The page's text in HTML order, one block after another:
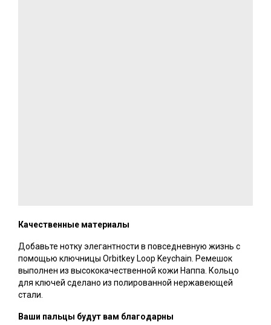
Качественные материалы
Добавьте нотку элегантности в повседневную жизнь с
помощью ключницы Orbitkey Loop Keychain. Ремешок
выполнен из высококачественной кожи Наппа. Кольцо
для ключей сделано из полированной нержавеющей
стали.
Ваши пальцы будут вам благодарны